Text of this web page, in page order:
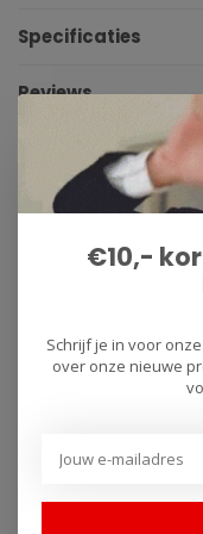
Specificaties
Reviews
Gerelateerde
onderhoudskit
reiniger + 200ml
€10,-
Schrijf je in voor
over onze nieuwe